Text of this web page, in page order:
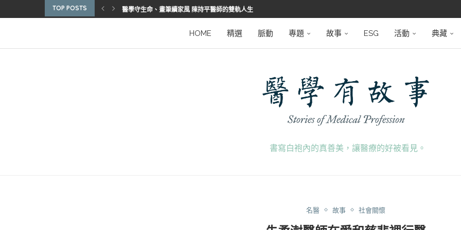
TOP POSTS 博惠生技引進台灣首部組織碎化刀
2025優秀護理人員表揚 看見疫後醫護堅韌
從臨床到國際舞台 江秉穎醫師的睡眠醫學之路
陳曾基院長：從紅榜少年到偏鄉醫院守望者
臺灣腦健康協會學術研討會 腦疾權威重磅登場
HOME 精選 脈動 專題 故事 ESG 活動 典藏
書寫白袍內的真善美，讓醫療的好被看見。
名醫 故事 社會關懷